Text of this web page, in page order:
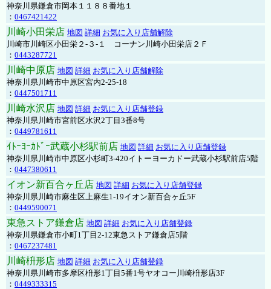
神奈川県鎌倉市岡本１１８８番地１
： 0467421422
川崎小田栄店 地図 詳細 お気に入り店舗解除
川崎市川崎区小田栄２‐３‐１ コーナン川崎小田栄店２Ｆ
： 0443287721
川崎中原店 地図 詳細 お気に入り店舗解除
神奈川県川崎市中原区宮内2-25-18
： 0447501711
川崎水沢店 地図 詳細 お気に入り店舗登録
神奈川県川崎市宮前区水沢2丁目3番8号
： 0449781611
ｲﾄｰﾖｰｶﾄﾞｰ武蔵小杉駅前店 地図 詳細 お気に入り店舗登録
神奈川県川崎市中原区小杉町3-420イトーヨーカドー武蔵小杉駅前店5階
： 0447380611
イオン新百合ヶ丘店 地図 詳細 お気に入り店舗登録
神奈川県川崎市麻生区上麻生1-19イオン新百合ヶ丘5F
： 0449590071
東急ストア鎌倉店 地図 詳細 お気に入り店舗登録
神奈川県鎌倉市小町1丁目2-12東急ストア鎌倉店5階
： 0467237481
川崎枡形店 地図 詳細 お気に入り店舗登録
神奈川県川崎市多摩区枡形1丁目5番1号ヤオコー川崎枡形店3F
： 0449333315